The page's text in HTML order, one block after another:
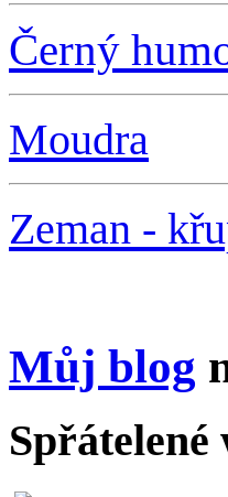
Černý
Moudra
Zeman -
Můj blog
Spřátelené